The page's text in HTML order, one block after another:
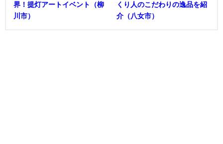
界！提灯アートイベント（柳
川市）
くり人のこだわりの逸品を紹
介（八女市）